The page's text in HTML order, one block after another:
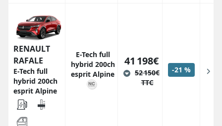
RENAULT
RAFALE
E-Tech full
hybrid 200ch
esprit Alpine
E-Tech full
hybrid 200ch
esprit Alpine
41 198€
52 150€
TTC
-21 %